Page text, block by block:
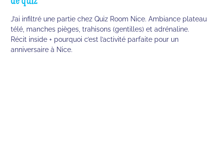
J’ai infiltré une partie chez Quiz Room Nice. Ambiance plateau
télé, manches pièges, trahisons (gentilles) et adrénaline.
Récit inside + pourquoi c’est l’activité parfaite pour un
anniversaire à Nice.